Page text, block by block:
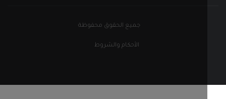
جميع الحقوق محفوظة
الأحكام والشروط